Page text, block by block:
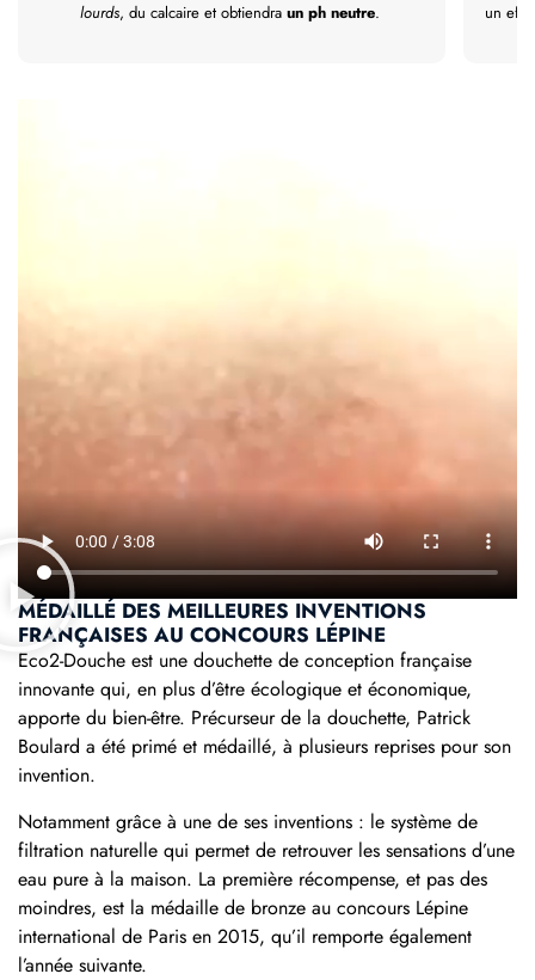
lourds, du calcaire et obtiendra un ph neutre.
un
MÉDAILLÉ DES MEILLEURES INVENTIONS
FRANÇAISES AU CONCOURS LÉPINE
Eco2-Douche est une douchette de conception française
innovante qui, en plus d’être écologique et économique,
apporte du bien-être. Précurseur de la douchette, Patrick
Boulard a été primé et médaillé, à plusieurs reprises pour son
invention.
Notamment grâce à une de ses inventions : le système de
filtration naturelle qui permet de retrouver les sensations d’une
eau pure à la maison. La première récompense, et pas des
moindres, est la médaille de bronze au concours Lépine
international de Paris en 2015, qu’il remporte également
l’année suivante.